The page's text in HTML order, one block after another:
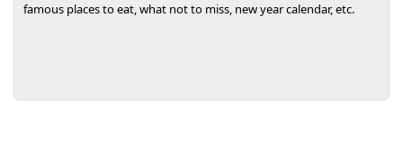
famous places to eat, what not to miss, new year calendar, etc.